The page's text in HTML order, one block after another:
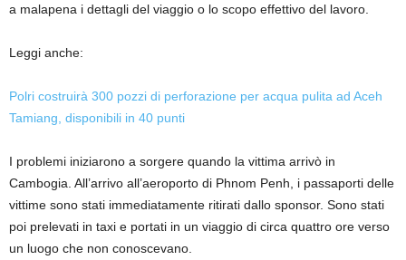
a malapena i dettagli del viaggio o lo scopo effettivo del lavoro.
Leggi anche:
Polri costruirà 300 pozzi di perforazione per acqua pulita ad Aceh
Tamiang, disponibili in 40 punti
I problemi iniziarono a sorgere quando la vittima arrivò in
Cambogia. All’arrivo all’aeroporto di Phnom Penh, i passaporti delle
vittime sono stati immediatamente ritirati dallo sponsor. Sono stati
poi prelevati in taxi e portati in un viaggio di circa quattro ore verso
un luogo che non conoscevano.